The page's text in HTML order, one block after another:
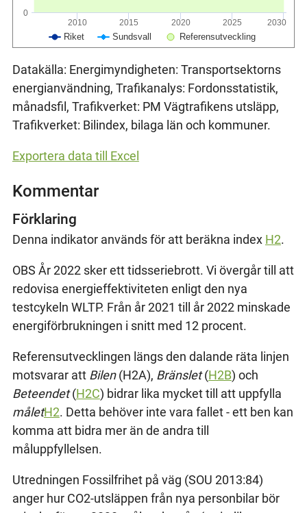
Riket Sundsvall Referensutveckling
2010 2015 2020 2025 2030
0
Datakälla: Energimyndigheten: Transportsektorns
energianvändning, Trafikanalys: Fordonsstatistik,
månadsfil, Trafikverket: PM Vägtrafikens utsläpp,
Trafikverket: Bilindex, bilaga län och kommuner.
Exportera data till Excel
Kommentar
Förklaring
Denna indikator används för att beräkna index H2.
OBS År 2022 sker ett tidsseriebrott. Vi övergår till att
redovisa energieffektiviteten enligt den nya
testcykeln WLTP. Från år 2021 till år 2022 minskade
energiförbrukningen i snitt med 12 procent.
Referensutvecklingen längs den dalande räta linjen
motsvarar att Bilen(H2A), Bränslet(H2B) och
Beteendet(H2C) bidrar lika mycket till att uppfylla
måletH2. Detta behöver inte vara fallet - ett ben kan
komma att bidra mer än de andra till
måluppfyllelsen.
Utredningen Fossilfrihet på väg (SOU 2013:84)
anger hur CO2-utsläppen från nya personbilar bör